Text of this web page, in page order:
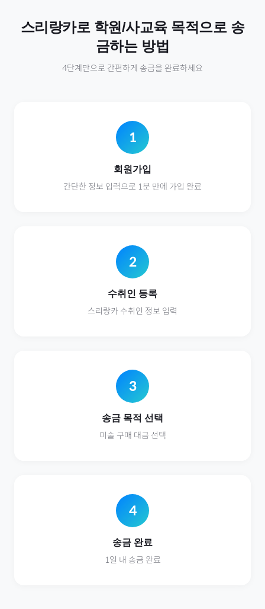
스리랑카로 학원/사교육 목적으로 송
금하는 방법
4단계만으로 간편하게 송금을 완료하세요
1
회원가입
간단한 정보 입력으로 1분 만에 가입 완료
2
수취인 등록
스리랑카 수취인 정보 입력
3
송금 목적 선택
미술 구매 대금 선택
4
송금 완료
1일 내 송금 완료